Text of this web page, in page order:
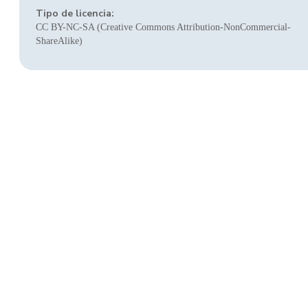
Tipo de licencia:
CC BY-NC-SA (Creative Commons Attribution-NonCommercial-
ShareAlike)